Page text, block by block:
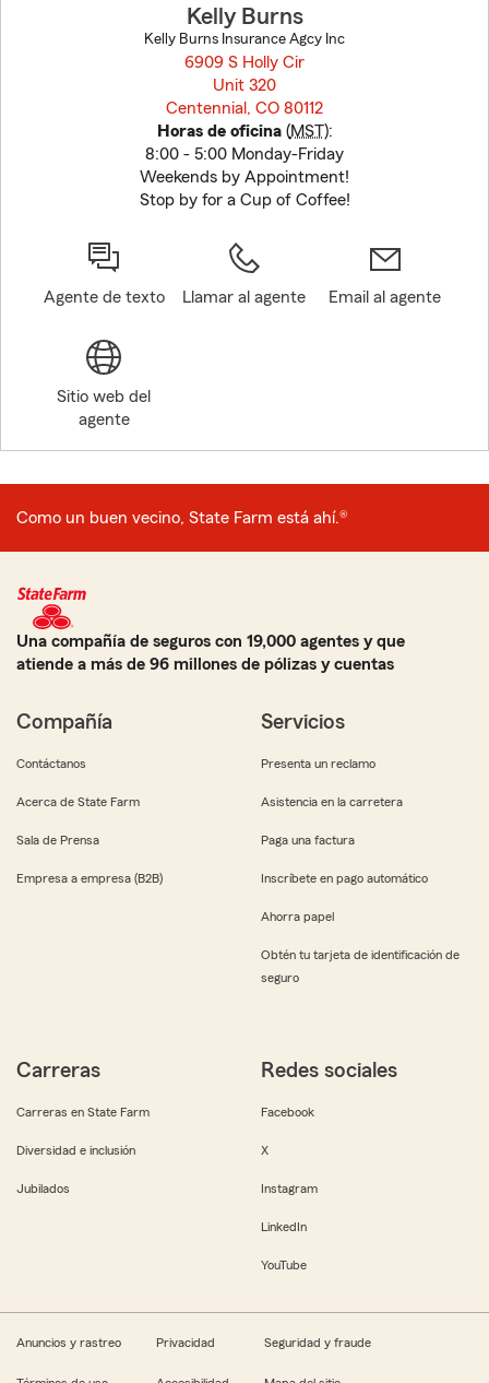
Kelly Burns
Kelly Burns Insurance Agcy Inc
6909 S Holly Cir
Unit 320
Centennial, CO 80112
Horas de oficina(MST):
8:00 - 5:00 Monday-Friday
Weekends by Appointment!
Stop by for a Cup of Coffee!
Agente de texto Llamar al agente Email al agente
Sitio web del
agente
Como un buen vecino, State Farm está ahí.®
Una compañía de seguros con 19,000 agentes y que
atiende a más de 96 millones de pólizas y cuentas
Compañía
Contáctanos
Acerca de State Farm
Sala de Prensa
Empresa a empresa (B2B)
Servicios
Presenta un reclamo
Asistencia en la carretera
Paga una factura
Inscríbete en pago automático
Ahorra papel
Obtén tu tarjeta de identificación de
seguro
Carreras
Carreras en State Farm
Diversidad e inclusión
Jubilados
Redes sociales
Facebook
X
Instagram
LinkedIn
YouTube
Anuncios y rastreo Privacidad Seguridad y fraude